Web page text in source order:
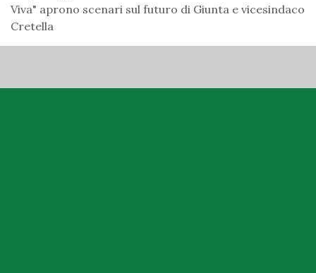
Viva" aprono scenari sul futuro di Giunta e vicesindaco
Cretella